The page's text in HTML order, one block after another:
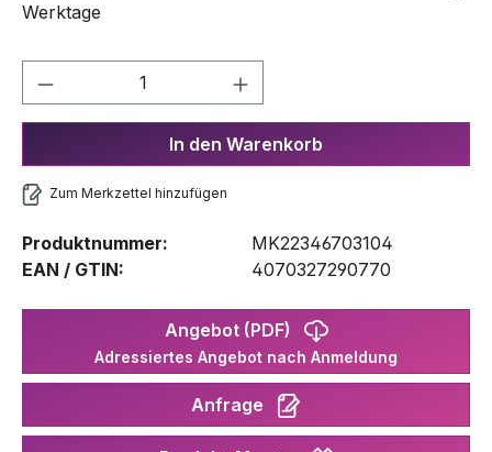
Werktage
Produkt Anzahl: Gib den
In den Warenkorb
Zum Merkzettel hinzufügen
Produktnummer:
MK22346703104
EAN / GTIN:
4070327290770
Angebot (PDF)
Adressiertes Angebot nach Anmeldung
Anfrage